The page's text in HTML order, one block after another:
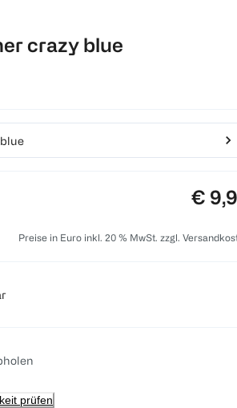
crazy blue
€
Preise in Euro inkl. 20 % MwSt. zzgl.
prüfen